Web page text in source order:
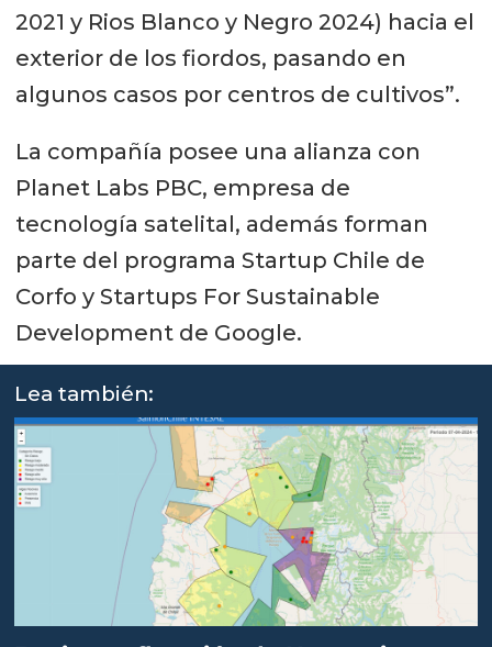
2021 y Rios Blanco y Negro 2024) hacia el
exterior de los fiordos, pasando en
algunos casos por centros de cultivos”.
La compañía posee una alianza con
Planet Labs PBC, empresa de
tecnología satelital, además forman
parte del programa Startup Chile de
Corfo y Startups For Sustainable
Development de Google.
Lea también: